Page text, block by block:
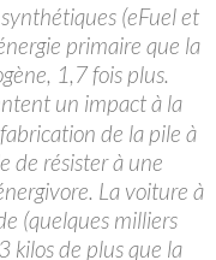
(eFuel et
primaire que la
1,7 fois plus.
un impact à la
de la pile à
de résister à une
La voiture à
(quelques milliers
kilos de plus que la